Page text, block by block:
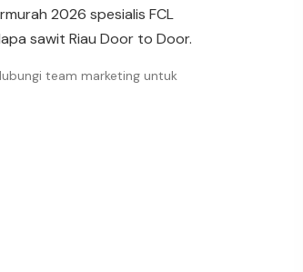
2026 spesialis FCL
sawit Riau Door to Door.
team marketing untuk